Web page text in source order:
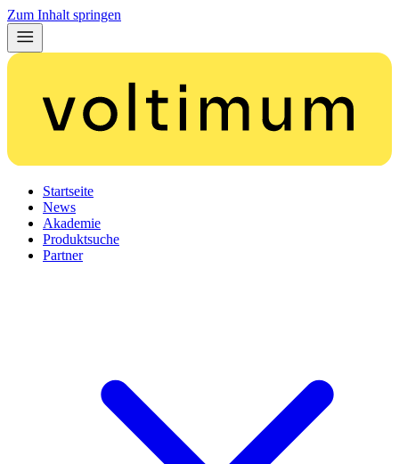
Zum Inhalt springen
Startseite
News
Akademie
Produktsuche
Partner